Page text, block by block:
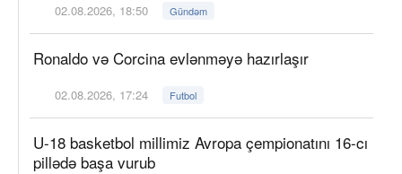
02.08.2026, 18:50 Gündəm
Ronaldo və Corcina evlənməyə hazırlaşır
02.08.2026, 17:24 Futbol
U-18 basketbol millimiz Avropa çempionatını 16-cı
pillədə başa vurub